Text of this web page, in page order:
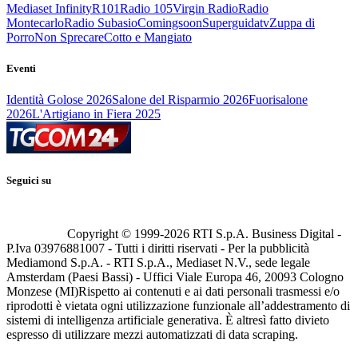
Mediaset InfinityR101Radio 105Virgin RadioRadio
MontecarloRadio SubasioComingsoonSuperguidatvZuppa di
PorroNon SprecareCotto e Mangiato
Eventi
Identità Golose 2026Salone del Risparmio 2026Fuorisalone
2026L'Artigiano in Fiera 2025
Seguici su
Copyright © 1999-2026 RTI S.p.A. Business Digital -
P.Iva 03976881007 - Tutti i diritti riservati - Per la pubblicità
Mediamond S.p.A. - RTI S.p.A., Mediaset N.V., sede legale
Amsterdam (Paesi Bassi) - Uffici Viale Europa 46, 20093 Cologno
Monzese (MI)Rispetto ai contenuti e ai dati personali trasmessi e/o
riprodotti è vietata ogni utilizzazione funzionale all’addestramento di
sistemi di intelligenza artificiale generativa. È altresì fatto divieto
espresso di utilizzare mezzi automatizzati di data scraping.